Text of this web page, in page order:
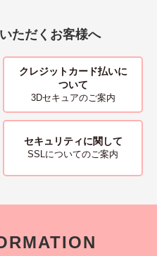
ただくお客様へ
クレジットカード払いに
ついて
3Dセキュアのご案内
セキュリティに関して
SSLについてのご案内